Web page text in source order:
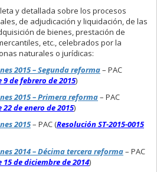
y detallada sobre los procesos
de adjudicación y liquidación, de las
de bienes, prestación de
etc., celebrados por la
naturales o jurídicas:
2015 – Segunda reforma– PAC
9 de febrero de 2015)
2015 – Primera reforma– PAC
22 de enero de 2015)
2015– PAC (Resolución ST-2015-0015
2014 – Décima tercera reforma– PAC
15 de diciembre de 2014)